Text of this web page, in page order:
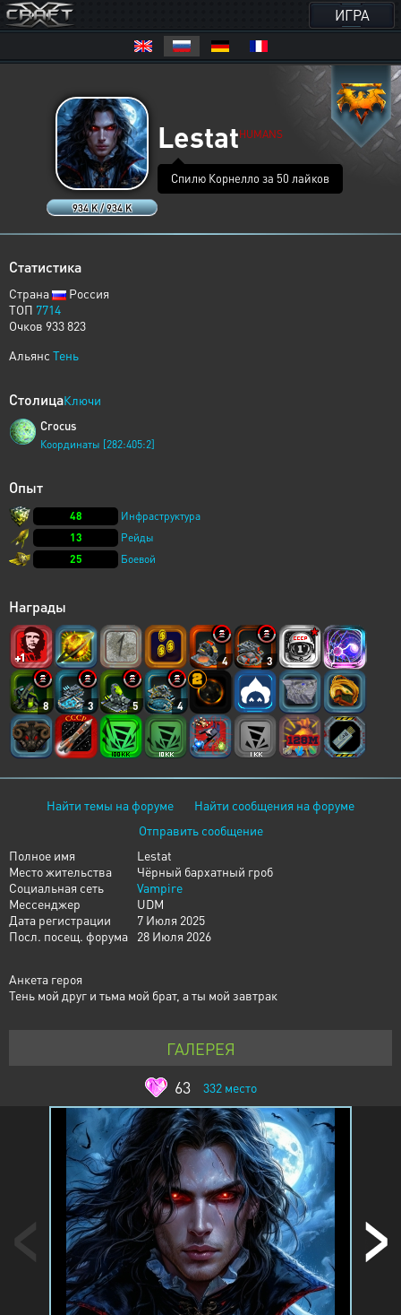
ИГРА
934 K / 934 K
LestatHUMANS
Спилю Корнелло за 50 лайков
Статистика
Страна
Россия
ТОП 7714
Очков 933 823
Альянс Тень
СтолицаКлючи
Crocus
Координаты [282:405:2]
Опыт
48
Инфраструктура
13
Рейды
25
Боевой
Награды
4 3
8 3 5 4
Найти темы на форуме
Найти сообщения на форуме
Отправить сообщение
Полное имя
Lestat
Место жительства
Чёрный бархатный гроб
Социальная сеть
Vampire
Мессенджер
UDM
Дата регистрации
7 Июля 2025
Посл. посещ. форума
28 Июля 2026
Анкета героя
Тень мой друг и тьма мой брат, а ты мой завтрак
ГАЛЕРЕЯ
63
332место